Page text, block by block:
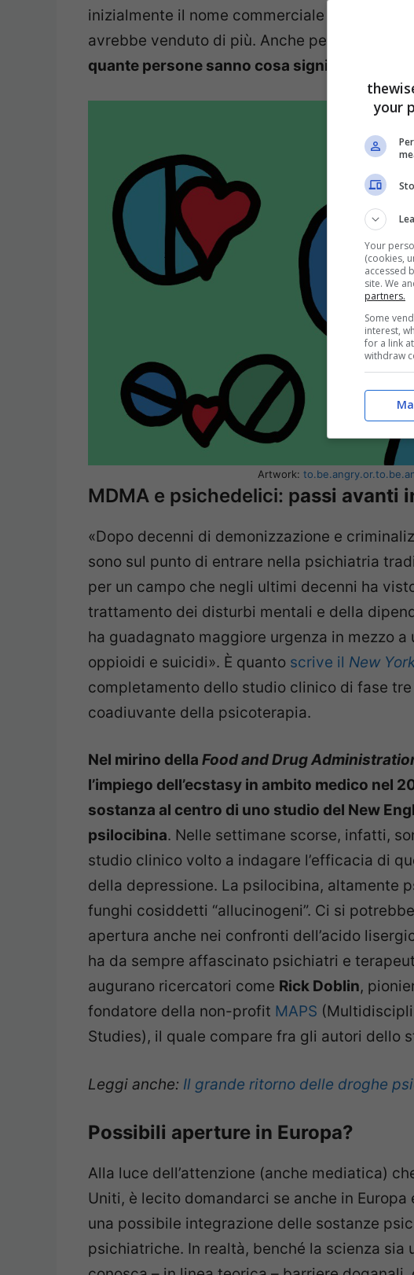
inizialmente il nome commerciale doveva
avrebbe venduto di più. Anche perché
quante persone sanno cosa significa?»
Artwork:
MDMA e psichedelici: passi avanti
«Dopo decenni di demonizzazione e
sono sul punto di entrare nella psichiatria
per un campo che negli ultimi decenni ha
trattamento dei disturbi mentali e della
ha guadagnato maggiore urgenza in mezzo a
oppioidi e suicidi». È quanto scrive il New
completamento dello studio clinico di fase
coadiuvante della psicoterapia.
Nel mirino della Food and Drug
l’impiego dell’ecstasy in ambito medico nel
sostanza al centro di uno studio del New
psilocibina. Nelle settimane scorse, infatti,
studio clinico volto a indagare l’efficacia di
della depressione. La psilocibina, altamente
funghi cosiddetti “allucinogeni”. Ci si
apertura anche nei confronti dell’acido
ha da sempre affascinato psichiatri e
augurano ricercatori come Rick Doblin,
fondatore della non-profit MAPS
Studies), il quale compare fra gli autori dello
Leggi anche: Il grande ritorno delle droghe
Possibili aperture in Europa?
Alla luce dell’attenzione (anche mediatica)
Uniti, è lecito domandarci se anche in
una possibile integrazione delle sostanze
psichiatriche. In realtà, benché la scienza sia
your
Your
(cookies,
accessed
site. We
partners.
Some
interest,
for a link
withdraw